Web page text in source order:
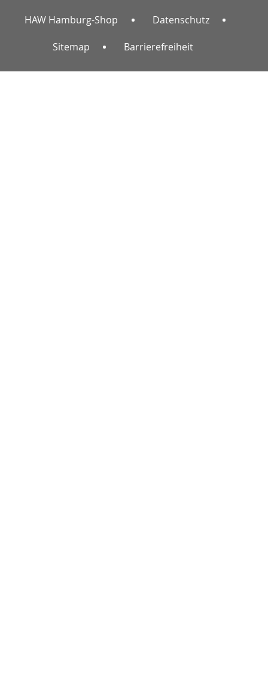
HAW Hamburg-Shop Datenschutz
Sitemap Barrierefreiheit